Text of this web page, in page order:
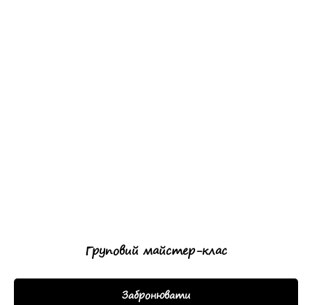
Груповий майстер-клас
Забронювати